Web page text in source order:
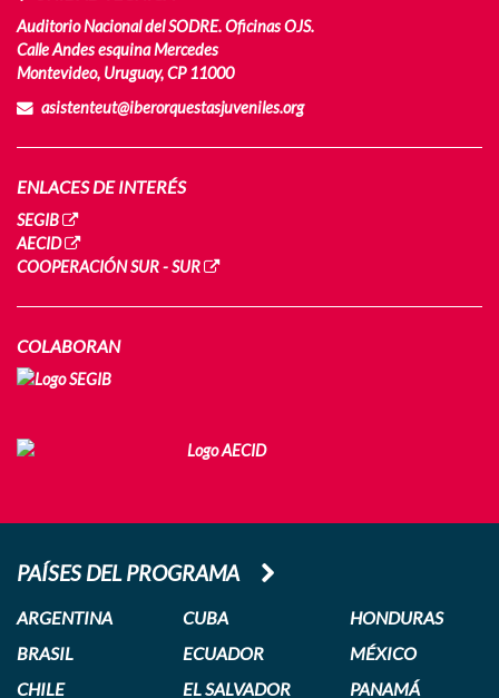
Auditorio Nacional del SODRE. Oficinas OJS.
Calle Andes esquina Mercedes
Montevideo, Uruguay, CP 11000
asistenteut@iberorquestasjuveniles.org
ENLACES DE INTERÉS
SEGIB
AECID
COOPERACIÓN SUR - SUR
COLABORAN
PAÍSES DEL PROGRAMA
ARGENTINA
BRASIL
CHILE
CUBA
ECUADOR
EL SALVADOR
HONDURAS
MÉXICO
PANAMÁ